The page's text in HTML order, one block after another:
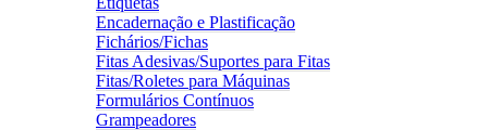
Encadernação e Plastificação
Fichários/Fichas
Fitas Adesivas/Suportes para Fitas
Fitas/Roletes para Máquinas
Formulários Contínuos
Grampeadores